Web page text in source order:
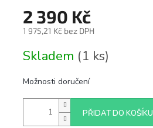
2 390 Kč
1 975,21 Kč bez DPH
cena:
Skladem (1 ks)
Možnosti doručení
PŘIDAT DO KOŠÍKU